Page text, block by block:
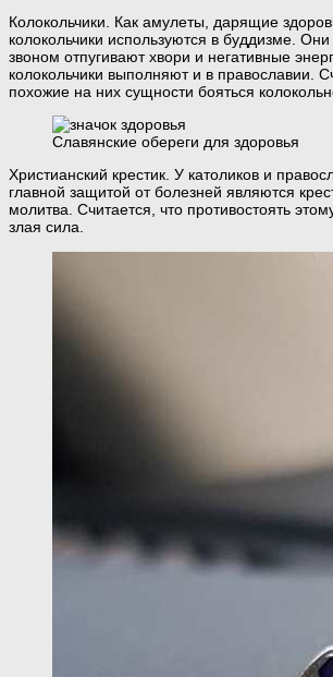
Колокольчики. Как амулеты, дарящие
колокольчики используются в буддизме.
звоном отпугивают хвори и негативные
колокольчики выполняют и в православии.
похожие на них сущности бояться
Славянские обереги для здоровья
Христианский крестик. У католиков и
главной защитой от болезней являются
молитва. Считается, что противостоять
злая сила.